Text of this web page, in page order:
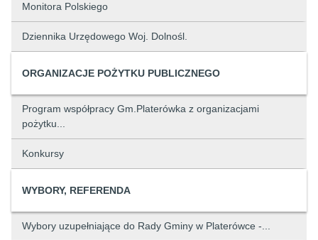
Monitora Polskiego
Dziennika Urzędowego Woj. Dolnośl.
ORGANIZACJE POŻYTKU PUBLICZNEGO
Program współpracy Gm.Platerówka z organizacjami
pożytku...
Konkursy
WYBORY, REFERENDA
Wybory uzupełniające do Rady Gminy w Platerówce -...